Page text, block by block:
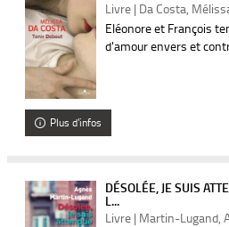
Livre | Da Costa,
Eléonore et François
d'amour envers et
Plus d'infos
DÉSOLÉE, JE SUIS
L...
Livre | Martin-Lugand,